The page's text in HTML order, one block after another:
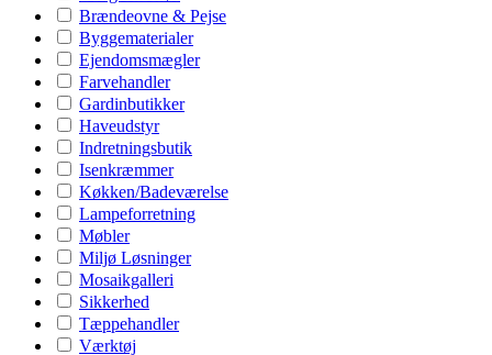
Brændeovne & Pejse
Byggematerialer
Ejendomsmægler
Farvehandler
Gardinbutikker
Haveudstyr
Indretningsbutik
Isenkræmmer
Køkken/Badeværelse
Lampeforretning
Møbler
Miljø Løsninger
Mosaikgalleri
Sikkerhed
Tæppehandler
Værktøj